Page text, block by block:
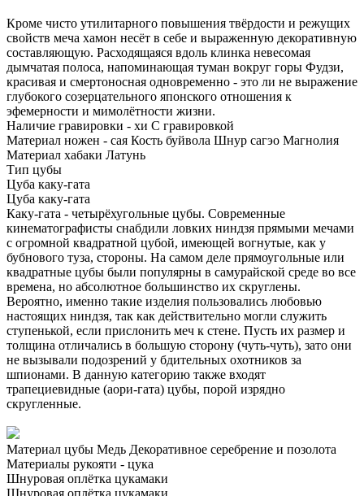
Кроме чисто утилитарного повышения твёрдости и режущих
свойств меча хамон несёт в себе и выраженную декоративную
составляющую. Расходящаяся вдоль клинка невесомая
дымчатая полоса, напоминающая туман вокруг горы Фудзи,
красивая и смертоносная одновременно - это ли не выражение
глубокого созерцательного японского отношения к
эфемерности и мимолётности жизни.
Наличие гравировки - хи С гравировкой
Материал ножен - сая Кость буйвола Шнур сагэо Магнолия
Материал хабаки Латунь
Тип цубы
Цуба каку-гата
Цуба каку-гата
Каку-гата - четырёхугольные цубы. Современные
кинематографисты снабдили ловких ниндзя прямыми мечами
с огромной квадратной цубой, имеющей вогнутые, как у
бубнового туза, стороны. На самом деле прямоугольные или
квадратные цубы были популярны в самурайской среде во все
времена, но абсолютное большинство их скруглены.
Вероятно, именно такие изделия пользовались любовью
настоящих ниндзя, так как действительно могли служить
ступенькой, если прислонить меч к стене. Пусть их размер и
толщина отличались в большую сторону (чуть-чуть), зато они
не вызывали подозрений у бдительных охотников за
шпионами. В данную категорию также входят
трапециевидные (аори-гата) цубы, порой изрядно
скругленные.
Материал цубы Медь Декоративное серебрение и позолота
Материалы рукояти - цука
Шнуровая оплётка цукамаки
Шнуровая оплётка цукамаки